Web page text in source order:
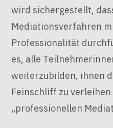
wird sichergestellt,
Mediationsverfahren
Professionalität
es, alle
weiterzubilden, ihnen
Feinschliff zu
„professionellen